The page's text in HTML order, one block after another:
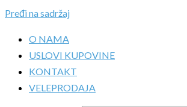
Pređi na sadržaj
O NAMA
USLOVI KUPOVINE
KONTAKT
VELEPRODAJA